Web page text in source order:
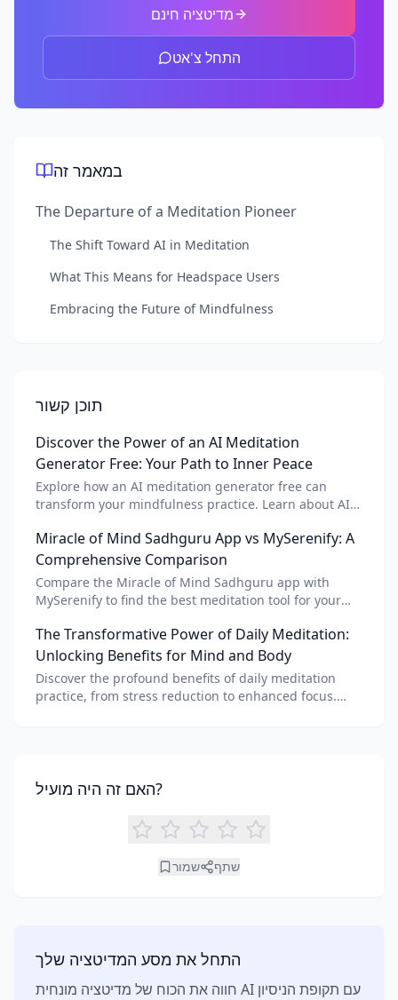
מדיטציה חינם
התחל צ'אט
במאמר זה
The Departure of a Meditation Pioneer
The Shift Toward AI in Meditation
What This Means for Headspace Users
Embracing the Future of Mindfulness
תוכן קשור
Discover the Power of an AI Meditation
Generator Free: Your Path to Inner Peace
Explore how an AI meditation generator free can
transform your mindfulness practice. Learn about AI
meditation for personalized calm.
Miracle of Mind Sadhguru App vs MySerenify: A
Comprehensive Comparison
Compare the Miracle of Mind Sadhguru app with
MySerenify to find the best meditation tool for your
benefits of each.
The Transformative Power of Daily Meditation:
Unlocking Benefits for Mind and Body
Discover the profound benefits of daily meditation
practice, from stress reduction to enhanced focus.
האם זה היה מועיל?
שמור שתף
התחל את מסע המדיטציה שלך
חווה את הכוח של מדיטציה מונחית AI עם תקופת הניסיון